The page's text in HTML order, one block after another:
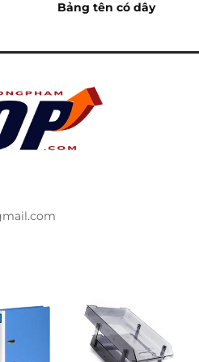
Bảng tên có dây
còng King
Khay 2 tầng